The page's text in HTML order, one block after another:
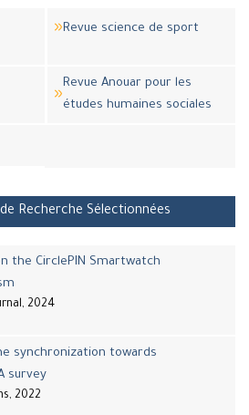
Revue science de sport
Revue Anouar pour les
études humaines sociales
Recherche Sélectionnées
the CirclePIN Smartwatch
2024
synchronization towards
survey
2022